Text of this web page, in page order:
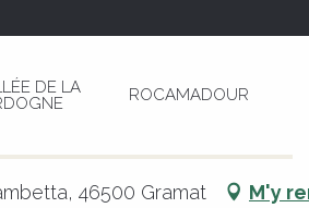
DE LA
ROCAMADOUR
de la Saint-
46500 Gramat M'y